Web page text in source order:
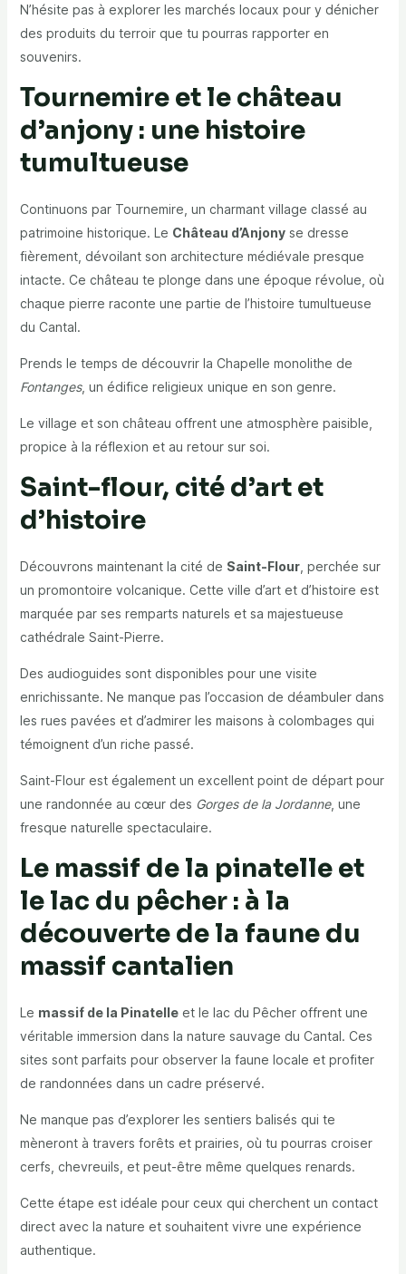
N’hésite pas à explorer les marchés locaux pour y dénicher
des produits du terroir que tu pourras rapporter en
souvenirs.
Tournemire et le château
d’anjony : une histoire
tumultueuse
Continuons par Tournemire, un charmant village classé au
patrimoine historique. Le Château d’Anjonyse dresse
fièrement, dévoilant son architecture médiévale presque
intacte. Ce château te plonge dans une époque révolue, où
chaque pierre raconte une partie de l’histoire tumultueuse
du Cantal.
Prends le temps de découvrir la Chapelle monolithe de
Fontanges, un édifice religieux unique en son genre.
Le village et son château offrent une atmosphère paisible,
propice à la réflexion et au retour sur soi.
Saint-flour, cité d’art et
d’histoire
Découvrons maintenant la cité de Saint-Flour, perchée sur
un promontoire volcanique. Cette ville d’art et d’histoire est
marquée par ses remparts naturels et sa majestueuse
cathédrale Saint-Pierre.
Des audioguides sont disponibles pour une visite
enrichissante. Ne manque pas l’occasion de déambuler dans
les rues pavées et d’admirer les maisons à colombages qui
témoignent d’un riche passé.
Saint-Flour est également un excellent point de départ pour
une randonnée au cœur des Gorges de la Jordanne, une
fresque naturelle spectaculaire.
Le massif de la pinatelle et
le lac du pêcher : à la
découverte de la faune du
massif cantalien
Le massif de la Pinatelleet le lac du Pêcher offrent une
véritable immersion dans la nature sauvage du Cantal. Ces
sites sont parfaits pour observer la faune locale et profiter
de randonnées dans un cadre préservé.
Ne manque pas d’explorer les sentiers balisés qui te
mèneront à travers forêts et prairies, où tu pourras croiser
cerfs, chevreuils, et peut-être même quelques renards.
Cette étape est idéale pour ceux qui cherchent un contact
direct avec la nature et souhaitent vivre une expérience
authentique.